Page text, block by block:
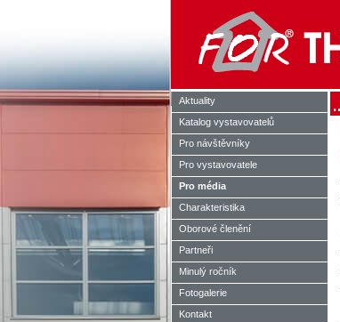
Aktuality
Katalog vystavovatelů
Pro návštěvníky
Pro vystavovatele
Pro média
Charakteristika
Oborové členění
Partneři
Minulý ročník
Fotogalerie
Kontakt